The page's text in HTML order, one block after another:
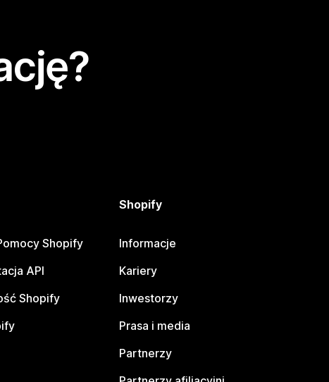
Shopify
API
Shopify
Shopify
Informacje
Kariery
Inwestorzy
Prasa i media
Partnerzy